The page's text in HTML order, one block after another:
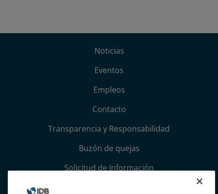
Noticias
Eventos
Empleos
Contacto
Transparencia y Responsabilidad
Buzón de quejas
Solicitud de Información
Términos, condiciones y aviso de privacidad